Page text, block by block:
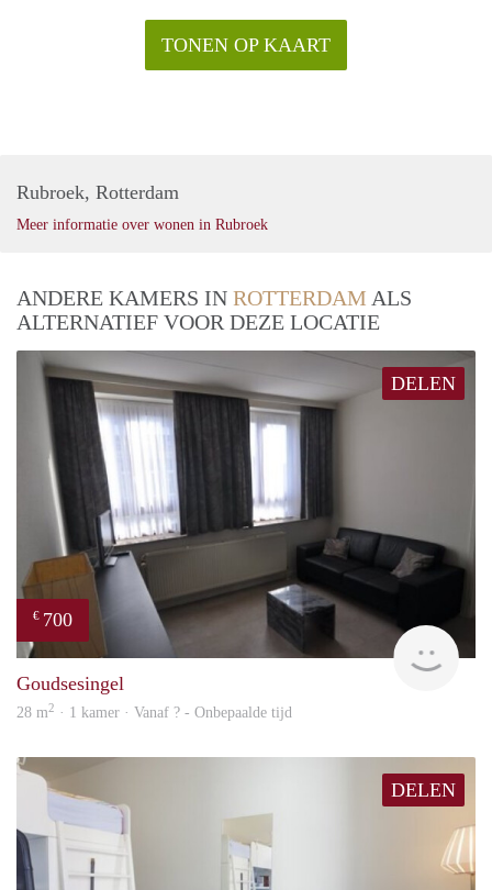
TONEN OP KAART
Rubroek, Rotterdam
Meer informatie over wonen in Rubroek
ANDERE KAMERS IN ROTTERDAM ALS
ALTERNATIEF VOOR DEZE LOCATIE
DELEN
€ 700
Goudsesingel
28 m2 · 1 kamer · Vanaf ? - Onbepaalde tijd
DELEN